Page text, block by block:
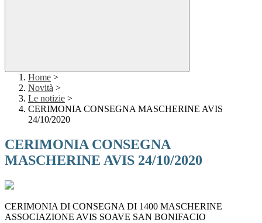
Home >
Novità >
Le notizie >
CERIMONIA CONSEGNA MASCHERINE AVIS
24/10/2020
CERIMONIA CONSEGNA
MASCHERINE AVIS 24/10/2020
CERIMONIA DI CONSEGNA DI 1400 MASCHERINE
ASSOCIAZIONE AVIS SOAVE SAN BONIFACIO